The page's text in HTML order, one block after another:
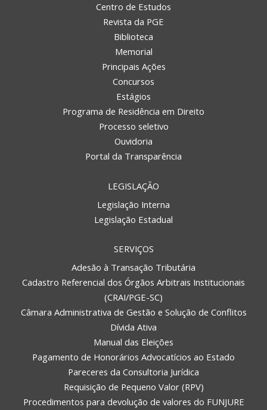
Centro de Estudos
Revista da PGE
Biblioteca
Memorial
Principais Ações
Concursos
Estágios
Programa de Residência em Direito
Processo seletivo
Ouvidoria
Portal da Transparência
LEGISLAÇÃO
Legislação Interna
Legislação Estadual
SERVIÇOS
Adesão à Transação Tributária
Cadastro Referencial dos Órgãos Arbitrais Institucionais
(CRAI/PGE-SC)
Câmara Administrativa de Gestão e Solução de Conflitos
Dívida Ativa
Manual das Eleições
Pagamento de Honorários Advocatícios ao Estado
Pareceres da Consultoria Jurídica
Requisição de Pequeno Valor (RPV)
Procedimentos para devolução de valores do FUNJURE